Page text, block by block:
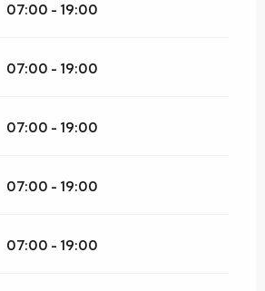
07:00 - 19:00
07:00 - 19:00
07:00 - 19:00
07:00 - 19:00
07:00 - 19:00